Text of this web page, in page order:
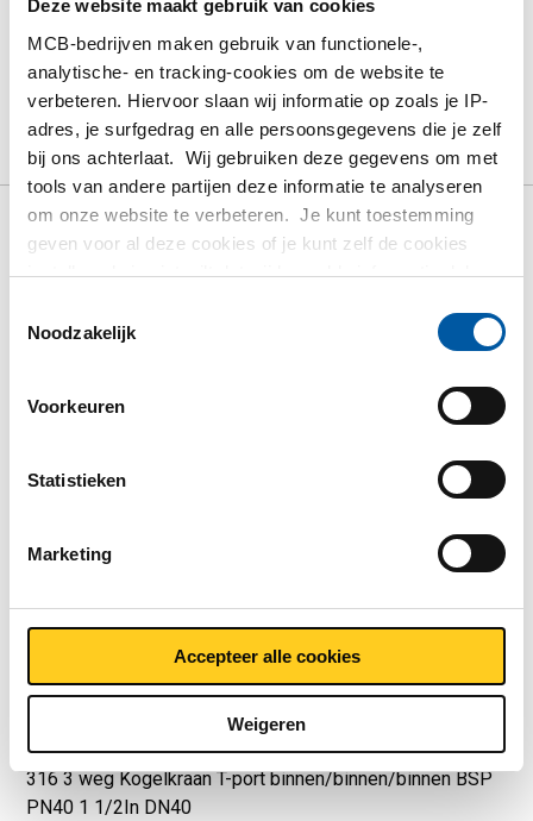
Deze website maakt gebruik van cookies
MCB-bedrijven maken gebruik van functionele-,
analytische- en tracking-cookies om de website te
verbeteren. Hiervoor slaan wij informatie op zoals je IP-
adres, je surfgedrag en alle persoonsgegevens die je zelf
bij ons achterlaat. Wij gebruiken deze gegevens om met
tools van andere partijen deze informatie te analyseren
om onze website te verbeteren. Je kunt toestemming
geven voor al deze cookies of je kunt zelf de cookies
instellen als je niet wilt dat wij bepaalde informatie delen.
partijen waarmee wij samenwerken vind je in ons
Noodzakelijk
Voorkeuren
Statistieken
Marketing
Accepteer alle cookies
Weigeren
Product Product omschrijving Bruto prijslijst
Downloads Specificaties
Bruto prijslijst: Rvs 316 3 weg
Prijzen per Euro per: 1 Stuks
Artikelnummer
Omschrijving
316 3 weg Kogelkraan T-port binnen/binnen/binnen BSP
Stuks gewicht in kg
Bruto prijs
Artikelnummer
Omschrijving
316 3 weg Kogelkraan T-port binnen/binnen/binnen BSP
PN40 1 1/2In DN40